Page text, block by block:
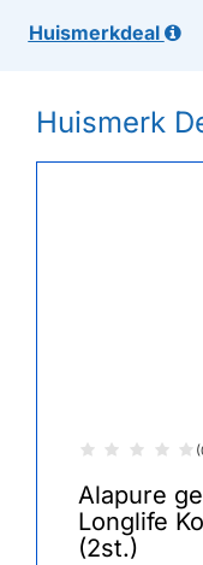
Huismerkdeal
Huismerk
Alapure
Longlife
(2st.)